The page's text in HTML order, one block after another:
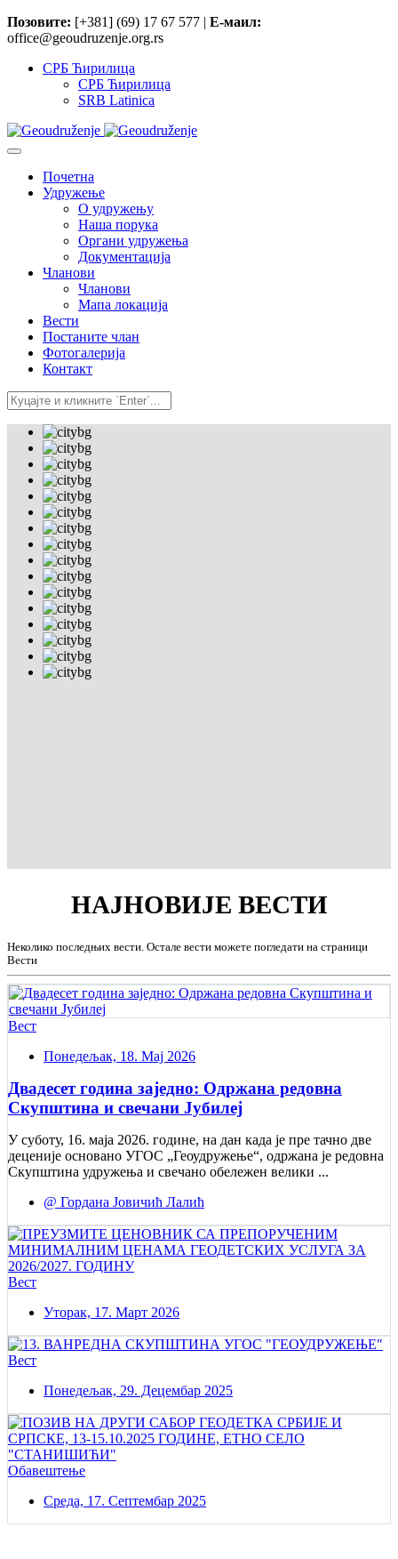
Позовите: [+381] (69) 17 67 577 | Е-маил:
office@geoudruzenje.org.rs
СРБ Ћирилица
СРБ Ћирилица
SRB Latinica
Почетна
Удружење
O удружењу
Наша порука
Органи удружења
Документација
Чланови
Чланови
Мапа локација
Вести
Постаните члан
Фотогалерија
Контакт
НАЈНОВИЈЕ ВЕСТИ
Неколико последњих вести. Остале вести можете погледати на страници
Вести
Вест
Понедељак, 18. Мај 2026
Двадесет година заједно: Одржана редовна
Скупштина и свечани Jубилеј
У суботу, 16. маја 2026. године, на дан када је пре тачно две
деценије основано УГОС „Геоудружење“, одржана је редовна
Скупштина удружења и свечано обележен велики ...
@ Гордана Јовичић Лалић
Вест
Уторак, 17. Март 2026
Вест
Понедељак, 29. Децембар 2025
Обавештење
Среда, 17. Септембар 2025